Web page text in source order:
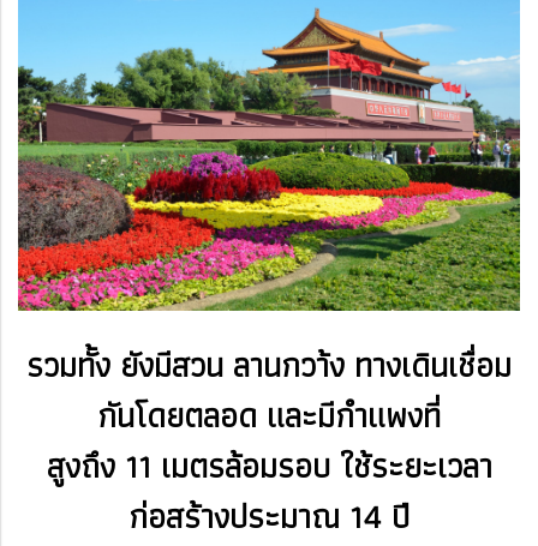
รวมทั้ง ยังมีสวน ลานกวา้ง ทางเดินเชื่อม
กันโดยตลอด และมีกำแพงที่
สูงถึง 11 เมตรล้อมรอบ ใช้ระยะเวลา
ก่อสร้างประมาณ 14 ปี